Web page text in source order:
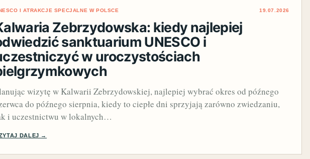
I ATRAKCJE SPECJALNE W POLSCE 19.07.2026
Zebrzydowska: kiedy najlepiej
sanktuarium UNESCO i
w uroczystościach
wizytę w Kalwarii Zebrzydowskiej, najlepiej wybrać okres od późnego
do późnego sierpnia, kiedy to ciepłe dni sprzyjają zarówno zwiedzaniu,
i uczestnictwu w lokalnych…
DALEJ →